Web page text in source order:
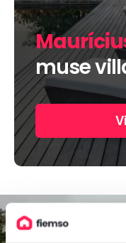
muse